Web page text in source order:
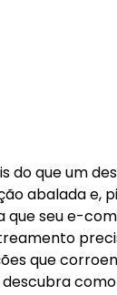
do que um
abalada e,
seu e-
que